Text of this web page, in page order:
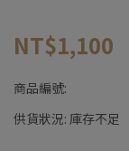
NT$1,100
商品編號:
供貨狀況: 庫存不足